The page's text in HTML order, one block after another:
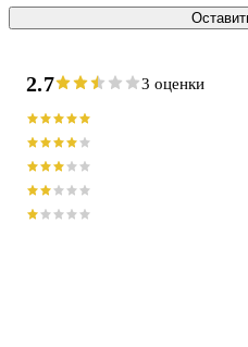
2.7 3 оценки